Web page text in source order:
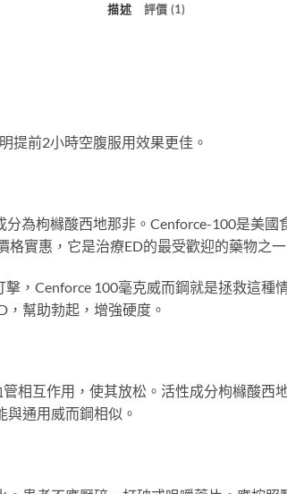
描述 評價 (1)
提前2小時空腹服用效果更佳。
為枸櫞酸西地那非。Cenforce-100是美
實惠，它是治療ED的最受歡迎的藥物之一
，Cenforce 100毫克威而鋼就是拯救這種
，幫助勃起，增強硬度。
相互作用，使其放松。活性成分枸櫞酸
通用威而鋼相似。